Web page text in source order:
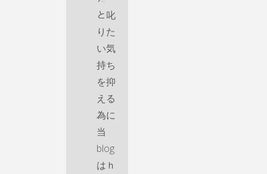
と叱
りた
い気
持ち
を抑
える
為に
当
blog
はｈ